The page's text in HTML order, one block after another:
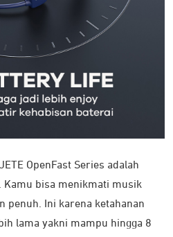
OpenFast Series adalah
Kamu bisa menikmati musik
penuh. Ini karena ketahanan
lama yakni mampu hingga 8
devices) yang mendukung
(running, cycling, gym,